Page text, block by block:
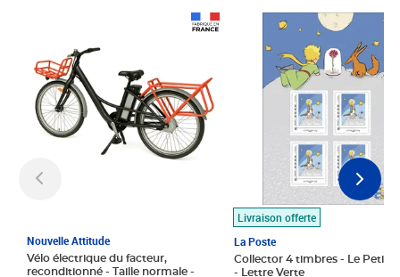
Nouvelle Attitude
Vélo électrique du facteur,
reconditionné - Taille normale -
Livraison offerte
La Poste
Collector 4 timbres - Le Petit
- Lettre Verte
Prix 7,50€